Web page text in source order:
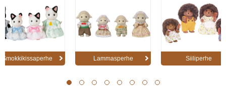
Smokkikissaperhe Lammasperhe Siiliperhe